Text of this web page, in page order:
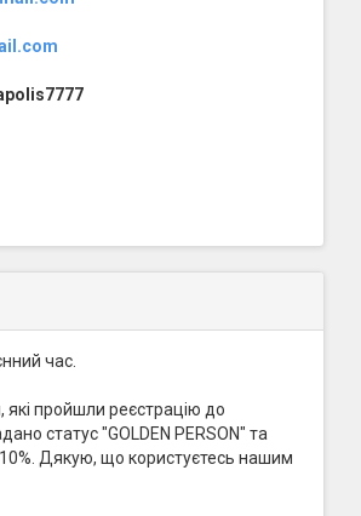
час.
які пройшли реєстрацію до
статус "GOLDEN PERSON" та
Дякую, що користуєтесь нашим